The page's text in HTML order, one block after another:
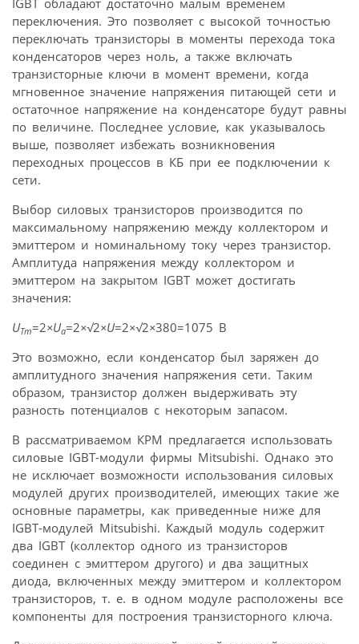
IGВТ обладают достаточно малым временем
переключения. Это позволяет с высокой точностью
переключать транзисторы в моменты перехода тока
конденсаторов через ноль, а также включать
транзисторные ключи в момент времени, когда
мгновенное значение напряжения питающей сети и
остаточное напряжение на конденсаторе будут равны
по величине. Последнее условие, как указывалось
выше, позволяет избежать возникновения
переходных процессов в КБ при ее подключении к
сети.
Выбор силовых транзисторов производится по
максимальному напряжению между коллектором и
эмиттером и номинальному току через транзистор.
Амплитуда напряжения между коллектором и
эмиттером на закрытом IGBT может достигать
значения:
UTm=2×Ua=2×√2×U=2×√2×380=1075 В
Это возможно, если конденсатор был заряжен до
амплитудного значения напряжения сети. Таким
образом, транзистор должен выдерживать эту
разность потенциалов с некоторым запасом.
В рассматриваемом КРМ предлагается использовать
силовые IGBT-модули фирмы Mitsubishi. Однако это
не исключает возможности использования силовых
модулей других производителей, имеющих такие же
основные параметры, как приведенные ниже для
IGBT-модулей Mitsubishi. Каждый модуль содержит
два IGBT (коллектор одного из транзисторов
соединен с эмиттером другого) и два защитных
диода, включенных между эмиттером и коллектором
транзисторов, т. е. в одном модуле расположены все
компоненты для построения транзисторного ключа.